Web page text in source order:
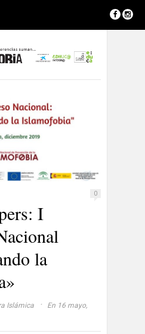
0
I
la
Islámica ·
En 16 mayo,